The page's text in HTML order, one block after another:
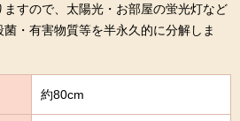
すので、太陽光・お部屋の蛍光灯など
・有害物質等を半永久的に分解しま
約80cm